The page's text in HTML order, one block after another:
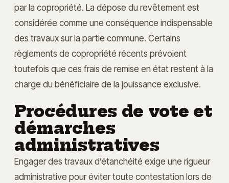
par la copropriété. La dépose du revêtement est
considérée comme une conséquence indispensable
des travaux sur la partie commune. Certains
règlements de copropriété récents prévoient
toutefois que ces frais de remise en état restent à la
charge du bénéficiaire de la jouissance exclusive.
Procédures de vote et
démarches
administratives
Engager des travaux d’étanchéité exige une rigueur
administrative pour éviter toute contestation lors de